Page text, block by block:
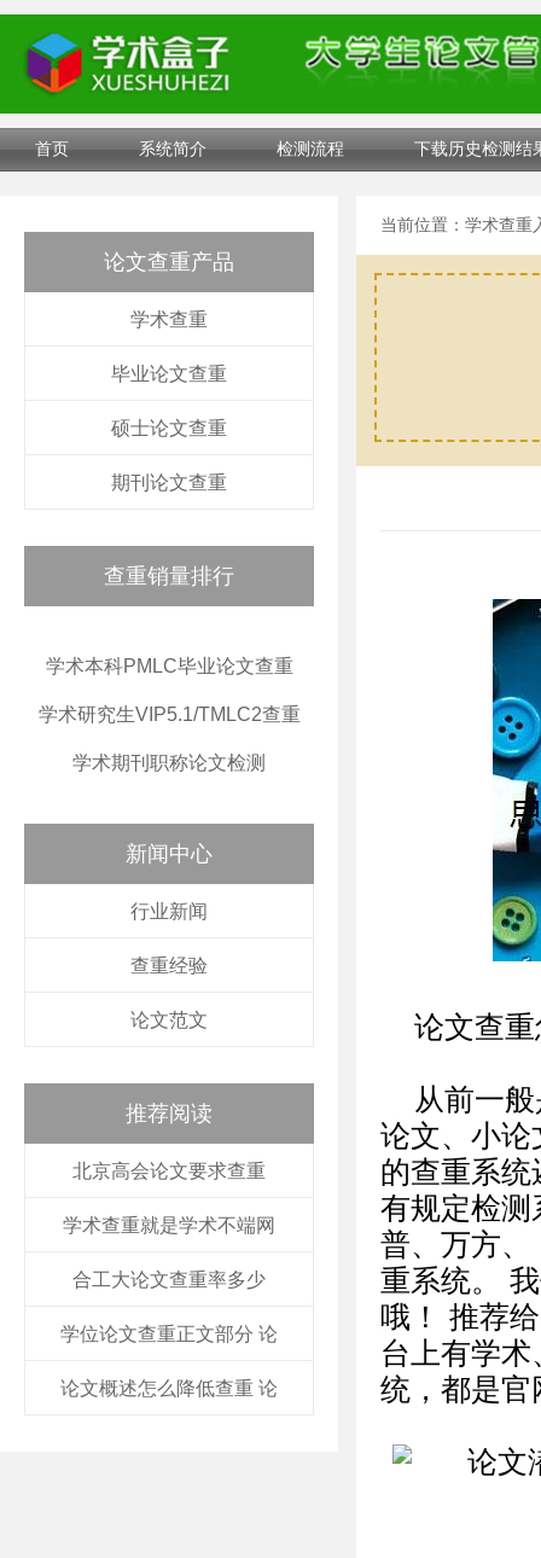
首页 系统简介 检测流程 下载历史检测结
论文查重产品
学术查重
毕业论文查重
硕士论文查重
期刊论文查重
查重销量排行
学术本科PMLC毕业论文查重
学术研究生VIP5.1/TMLC2查重
学术期刊职称论文检测
新闻中心
行业新闻
查重经验
论文范文
推荐阅读
北京高会论文要求查重
学术查重就是学术不端网
合工大论文查重率多少
学位论文查重正文部分 论
论文概述怎么降低查重 论
当前位置： 学术查重
论文查
从前一
论文、小论
的查重系
有规定检测
普、万方、
重系统。
哦！ 推荐
台上有学
统，都是官